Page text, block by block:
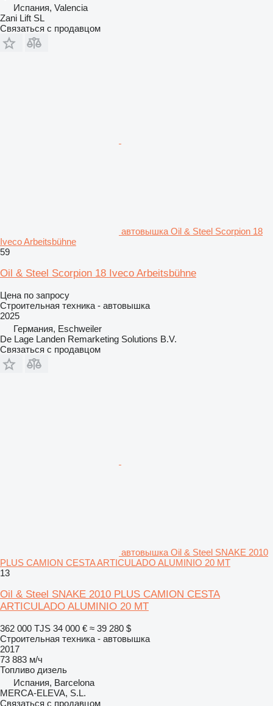
Испания, Valencia
Zani Lift SL
Связаться с продавцом
автовышка Oil & Steel Scorpion 18
Iveco Arbeitsbühne
59
Oil & Steel Scorpion 18 Iveco Arbeitsbühne
Цена по запросу
Строительная техника - автовышка
2025
Германия, Eschweiler
De Lage Landen Remarketing Solutions B.V.
Связаться с продавцом
автовышка Oil & Steel SNAKE 2010
PLUS CAMION CESTA ARTICULADO ALUMINIO 20 MT
13
Oil & Steel SNAKE 2010 PLUS CAMION CESTA
ARTICULADO ALUMINIO 20 MT
362 000 TJS 34 000 € ≈ 39 280 $
Строительная техника - автовышка
2017
73 883 м/ч
Топливо дизель
Испания, Barcelona
MERCA-ELEVA, S.L.
Связаться с продавцом